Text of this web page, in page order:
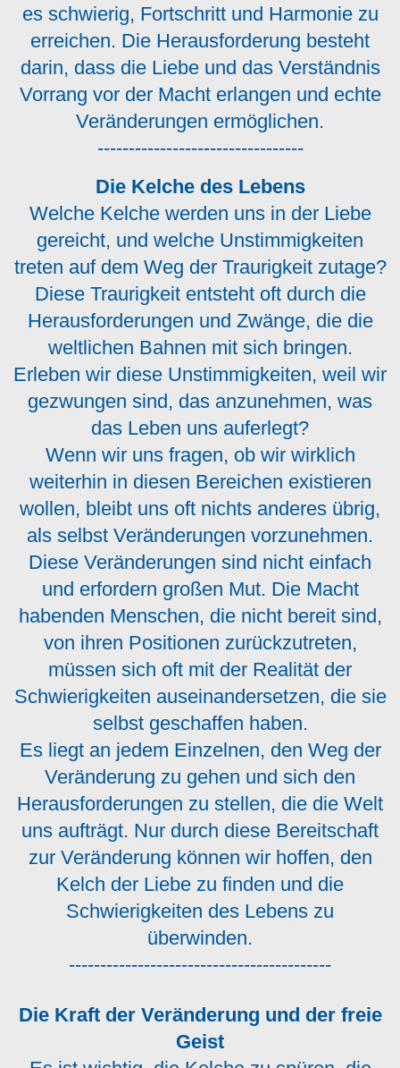
es schwierig, Fortschritt und Harmonie zu
erreichen. Die Herausforderung besteht
darin, dass die Liebe und das Verständnis
Vorrang vor der Macht erlangen und echte
Veränderungen ermöglichen.
---------------------------------
Die Kelche des Lebens
Welche Kelche werden uns in der Liebe
gereicht, und welche Unstimmigkeiten
treten auf dem Weg der Traurigkeit zutage?
Diese Traurigkeit entsteht oft durch die
Herausforderungen und Zwänge, die die
weltlichen Bahnen mit sich bringen.
Erleben wir diese Unstimmigkeiten, weil wir
gezwungen sind, das anzunehmen, was
das Leben uns auferlegt?
Wenn wir uns fragen, ob wir wirklich
weiterhin in diesen Bereichen existieren
wollen, bleibt uns oft nichts anderes übrig,
als selbst Veränderungen vorzunehmen.
Diese Veränderungen sind nicht einfach
und erfordern großen Mut. Die Macht
habenden Menschen, die nicht bereit sind,
von ihren Positionen zurückzutreten,
müssen sich oft mit der Realität der
Schwierigkeiten auseinandersetzen, die sie
selbst geschaffen haben.
Es liegt an jedem Einzelnen, den Weg der
Veränderung zu gehen und sich den
Herausforderungen zu stellen, die die Welt
uns aufträgt. Nur durch diese Bereitschaft
zur Veränderung können wir hoffen, den
Kelch der Liebe zu finden und die
Schwierigkeiten des Lebens zu
überwinden.
------------------------------------------
Die Kraft der Veränderung und der freie
Geist